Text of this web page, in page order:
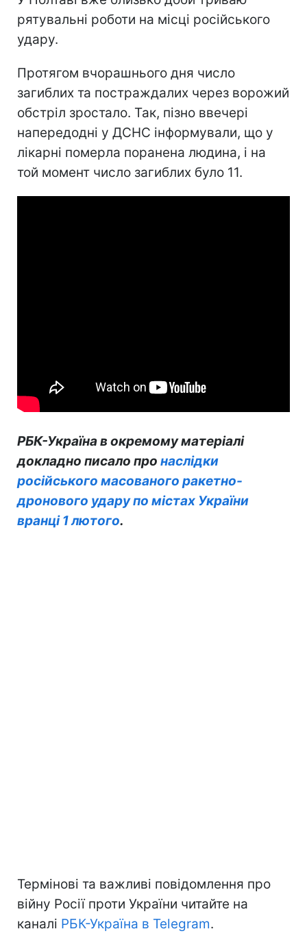
рятувальні роботи на місці російського
удару.
Протягом вчорашнього дня число
загиблих та постраждалих через ворожий
обстріл зростало. Так, пізно ввечері
напередодні у ДСНС інформували, що у
лікарні померла поранена людина, і на
той момент число загиблих було 11.
РБК-Україна в окремому матеріалі
докладно писало про наслідки
російського масованого ракетно-
дронового удару по містах України
вранці 1 лютого.
Термінові та важливі повідомлення про
війну Росії проти України читайте на
каналі РБК-Україна в Telegram.